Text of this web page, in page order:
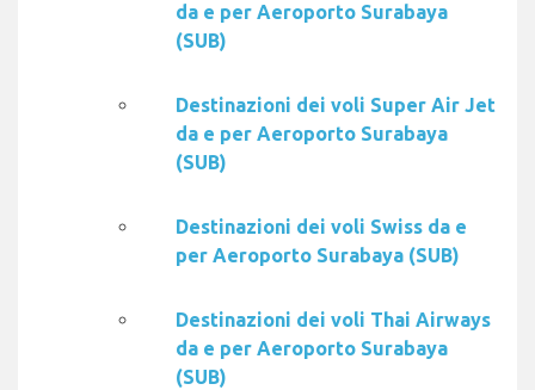
da e per Aeroporto Surabaya
(SUB)
Destinazioni dei voli Super Air Jet
da e per Aeroporto Surabaya
(SUB)
Destinazioni dei voli Swiss da e
per Aeroporto Surabaya (SUB)
Destinazioni dei voli Thai Airways
da e per Aeroporto Surabaya
(SUB)